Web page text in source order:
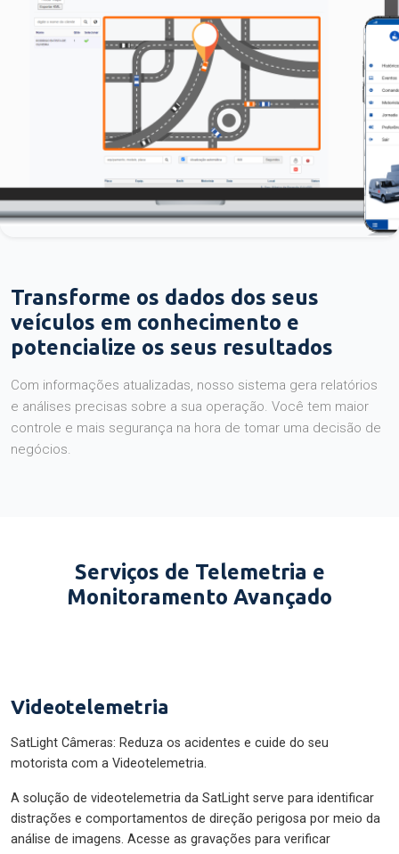
Transforme os dados dos seus
veículos em conhecimento e
potencialize os seus resultados
Com informações atualizadas, nosso sistema gera relatórios
e análises precisas sobre a sua operação. Você tem maior
controle e mais segurança na hora de tomar uma decisão de
negócios.
Serviços de Telemetria e
Monitoramento Avançado
Videotelemetria
SatLight Câmeras: Reduza os acidentes e cuide do seu
motorista com a Videotelemetria.
A solução de videotelemetria da SatLight serve para identificar
distrações e comportamentos de direção perigosa por meio da
análise de imagens. Acesse as gravações para verificar